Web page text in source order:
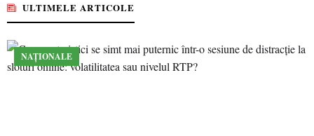
ULTIMELE ARTICOLE
NAȚIONALE